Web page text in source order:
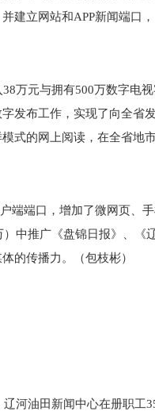
建立网站和APP新闻端口
元与拥有500万数字电视
发布工作，实现了向全省
式的网上阅读，在全省地
端口，增加了微网页、手
中推广《盘锦日报》、
的传播力。（包枝彬）
油田新闻中心在册职工